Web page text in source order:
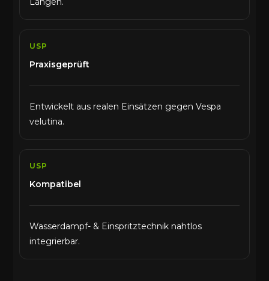
USP
Praxisgeprüft
Entwickelt aus realen Einsätzen gegen Vespa
velutina.
USP
Kompatibel
Wasserdampf- & Einspritztechnik nahtlos
integrierbar.